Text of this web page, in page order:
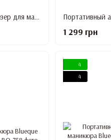
Портативный аккумуляторный фрезер для маникюра SG-703, 35 000 об/мин, 36 Вт, Голубой
1 299 грн
4
4